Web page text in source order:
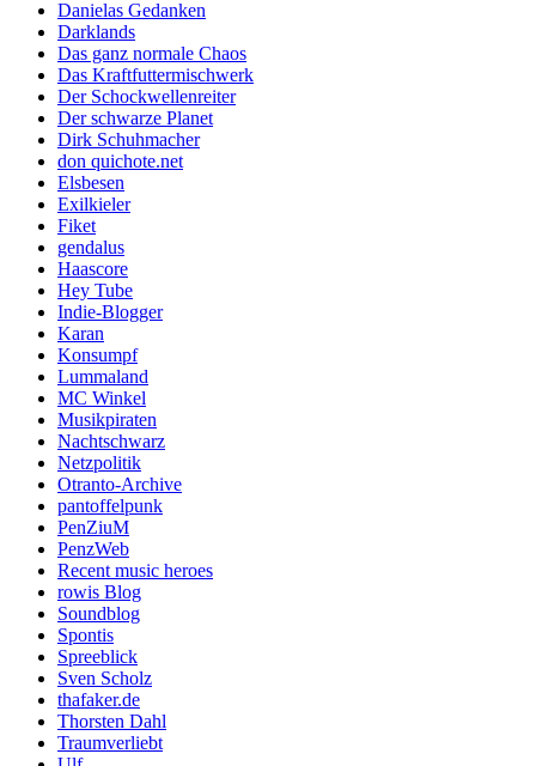
Danielas Gedanken
Darklands
Das ganz normale Chaos
Das Kraftfuttermischwerk
Der Schockwellenreiter
Der schwarze Planet
Dirk Schuhmacher
don quichote.net
Elsbesen
Exilkieler
Fiket
gendalus
Haascore
Hey Tube
Indie-Blogger
Karan
Konsumpf
Lummaland
MC Winkel
Musikpiraten
Nachtschwarz
Netzpolitik
Otranto-Archive
pantoffelpunk
PenZiuM
PenzWeb
Recent music heroes
rowis Blog
Soundblog
Spontis
Spreeblick
Sven Scholz
thafaker.de
Thorsten Dahl
Traumverliebt